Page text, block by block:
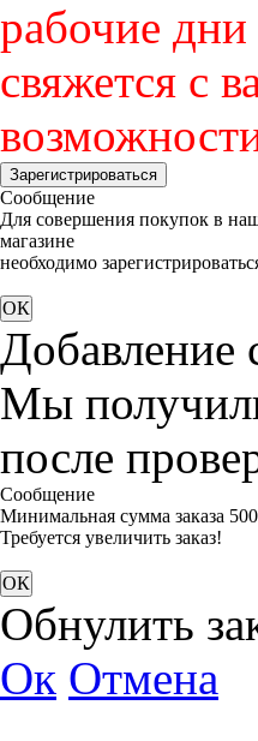
рабочие
свяжется с
Зарегистрироваться
Сообщение
Для совершения покупок в
магазине
необходимо
Добавление
Мы
после
Сообщение
Минимальная сумма заказа
Требуется увеличить заказ!
Обнулить
Ок Отмена